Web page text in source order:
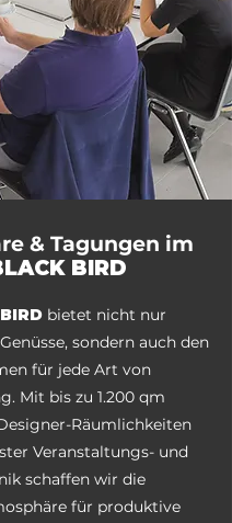
& Tagungen im
BIRD
bietet nicht nur
sondern auch den
für jede Art von
Mit bis zu 1.200 qm
Räumlichkeiten
Veranstaltungs- und
schaffen wir die
für produktive